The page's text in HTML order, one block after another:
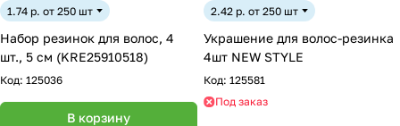
1.74 р. от 250 шт
Набор резинок для волос, 4
шт., 5 см (KRE25910518)
Код: 125036
В корзину
2.42 р. от 250 шт
Украшение для волос-резинка
4шт NEW STYLE
Код: 125581
Под заказ